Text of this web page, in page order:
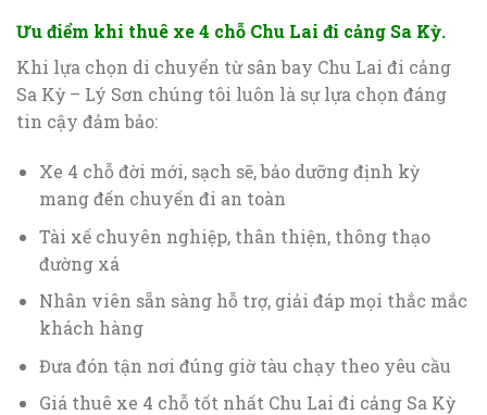
Ưu điểm khi thuê xe 4 chỗ Chu Lai đi cảng Sa Kỳ.
Khi lựa chọn di chuyển từ sân bay Chu Lai đi cảng
Sa Kỳ – Lý Sơn chúng tôi luôn là sự lựa chọn đáng
tin cậy đảm bảo:
Xe 4 chỗ đời mới, sạch sẽ, bảo dưỡng định kỳ
mang đến chuyến đi an toàn
Tài xế chuyên nghiệp, thân thiện, thông thạo
đường xá
Nhân viên sẵn sàng hỗ trợ, giải đáp mọi thắc mắc
khách hàng
Đưa đón tận nơi đúng giờ tàu chạy theo yêu cầu
Giá thuê xe 4 chỗ tốt nhất Chu Lai đi cảng Sa Kỳ